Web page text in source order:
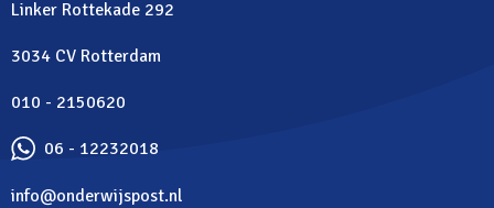
Linker Rottekade 292
3034 CV Rotterdam
010 - 2150620
06 - 12232018
info@onderwijspost.nl